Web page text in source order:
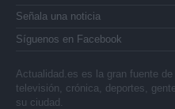
Señala una noticia
Síguenos en Facebook
Actualidad.es es la gran fuente
televisión, crónica, deportes,
su ciudad.